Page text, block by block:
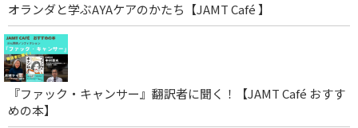
オランダと学ぶAYAケアのかたち【JAMT Café 】
『ファック・キャンサー』翻訳者に聞く！【JAMT Café おすす
めの本】